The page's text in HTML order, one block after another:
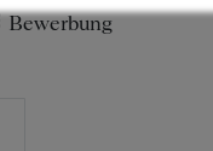
Bewerbung